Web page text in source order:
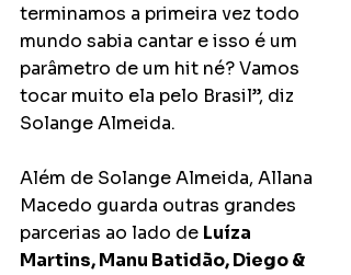
terminamos a primeira vez todo
mundo sabia cantar e isso é um
parâmetro de um hit né? Vamos
tocar muito ela pelo Brasil”, diz
Solange Almeida.
Além de Solange Almeida, Allana
Macedo guarda outras grandes
parcerias ao lado de Luíza
Martins, Manu Batidão, Diego &